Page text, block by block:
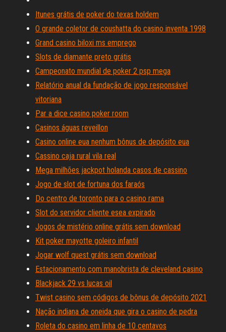
Itunes grátis de poker do texas holdem
O grande coletor de coushatta do casino inventa 1998
Grand casino biloxi ms emprego
Slots de diamante preto grátis
Campeonato mundial de poker 2 psp mega
Relatório anual da fundação de jogo responsável
vitoriana
Par a dice casino poker room
Casinos águas reveillon
Casino online eua nenhum bônus de depósito eua
Cassino caja rural vila real
Mega milhões jackpot holanda casos de cassino
Jogo de slot de fortuna dos faraós
Do centro de toronto para o casino rama
Slot do servidor cliente esea expirado
Jogos de mistério online grátis sem download
Kit poker mayotte goleiro infantil
Jogar wolf quest grátis sem download
Estacionamento com manobrista de cleveland casino
Blackjack 29 vs lucas oil
Twist casino sem códigos de bônus de depósito 2021
Nação indiana de oneida que gira o casino de pedra
Roleta do casino em linha de 10 centavos